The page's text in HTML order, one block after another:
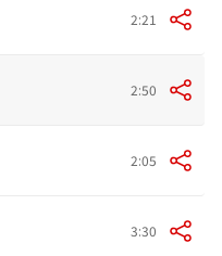
2:21
2:50
2:05
3:30